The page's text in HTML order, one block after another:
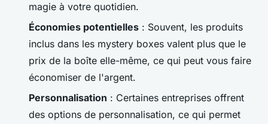
magie à votre quotidien.
Économies potentielles : Souvent, les produits
inclus dans les mystery boxes valent plus que le
prix de la boîte elle-même, ce qui peut vous faire
économiser de l'argent.
Personnalisation : Certaines entreprises offrent
des options de personnalisation, ce qui permet